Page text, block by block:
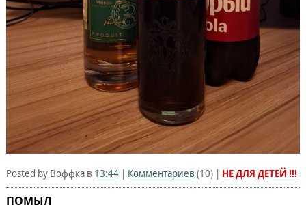
Posted by Воффка в 13:44| Комментариев (10) | НЕ ДЛЯ ДЕТЕЙ !!!
ПОМЫЛ